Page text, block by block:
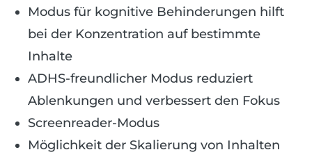
Modus für kognitive Behinderungen hilft
bei der Konzentration auf bestimmte
Inhalte
ADHS-freundlicher Modus reduziert
Ablenkungen und verbessert den Fokus
Screenreader-Modus
Möglichkeit der Skalierung von Inhalten